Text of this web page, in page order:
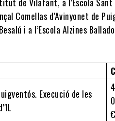
Comellas d’Avinyonet de
i a l’Escola Alzines
Execució de les
€